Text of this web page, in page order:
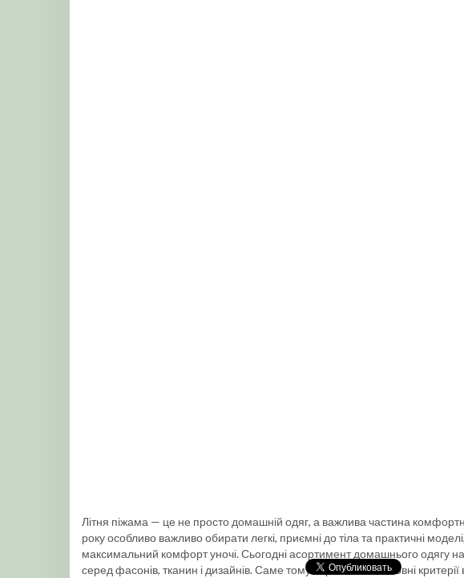
Літня піжама — це не просто домашній одяг, а важлива частина
року особливо важливо обирати легкі, приємні до тіла та практичні
максимальний комфорт уночі. Сьогодні асортимент домашнього одягу
серед фасонів, тканин і дизайнів. Саме тому варто знати основні